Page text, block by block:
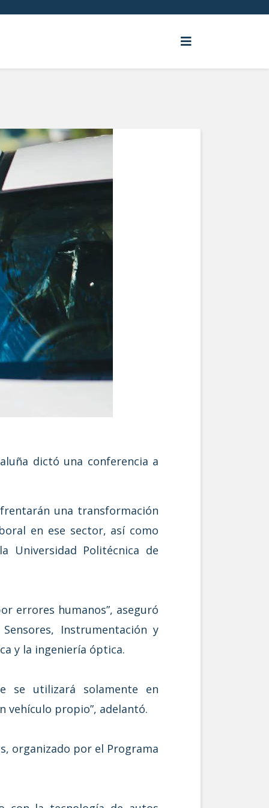
dictó una conferencia a
una transformación
en ese sector, así como
Universidad Politécnica de
errores humanos”, aseguró
Instrumentación y
y la ingeniería óptica.
se utilizará solamente en
vehículo propio”, adelantó.
organizado por el Programa